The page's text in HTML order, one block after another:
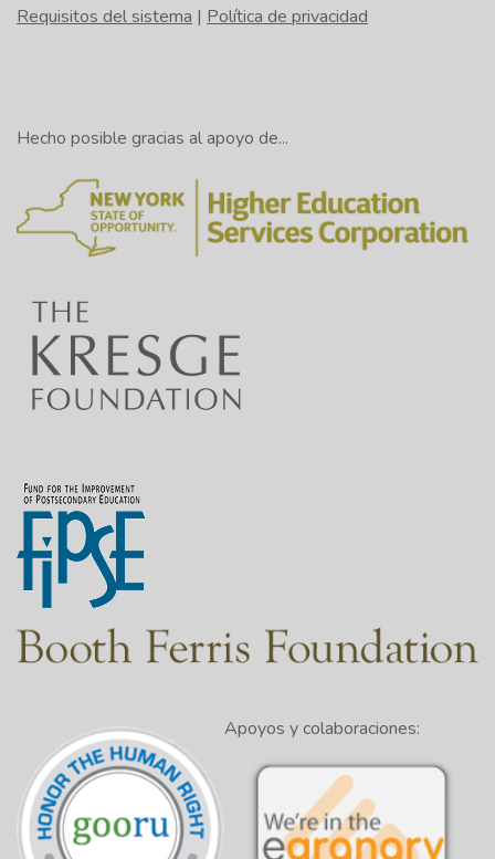
Requisitos del sistema | Política de privacidad
Hecho posible gracias al apoyo de...
Apoyos y colaboraciones: